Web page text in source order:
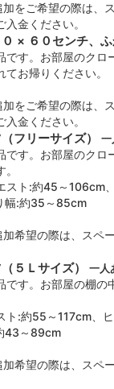
コ含む） ・危
ペットや動物
うな振動 ・公
気軽にお問い合
をご希望の際は、
金ください。
× ６０センチ、
です。お部屋のク
お帰りください。
をご希望の際は、
金ください。
フリーサイズ） 一
です。お部屋のク
スト:約45～106cm
幅:約35～85cm
希望の際は、スペ
５Ｌサイズ） 一人
です。お部屋の棚
ト:約55～117cm、
43～89cm
希望の際は、スペ